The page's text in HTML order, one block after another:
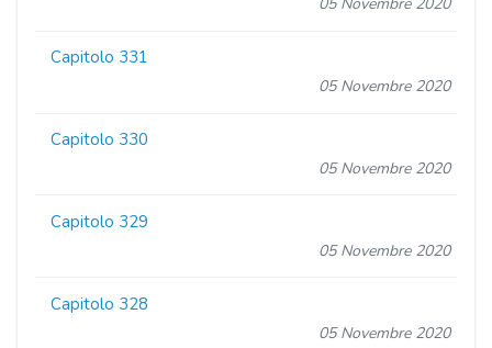
05 Novembre 2020
Capitolo 331
05 Novembre 2020
Capitolo 330
05 Novembre 2020
Capitolo 329
05 Novembre 2020
Capitolo 328
05 Novembre 2020